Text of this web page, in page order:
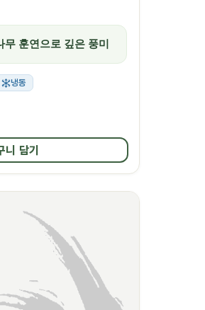
훈연으로 깊은 풍미
냉동
니 담기